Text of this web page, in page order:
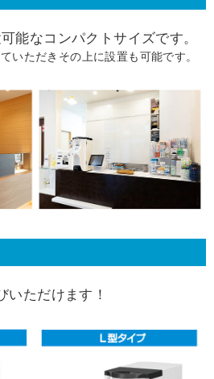
能なコンパクトサイズです。
いただきその上に設置も可能です。
いただけます！